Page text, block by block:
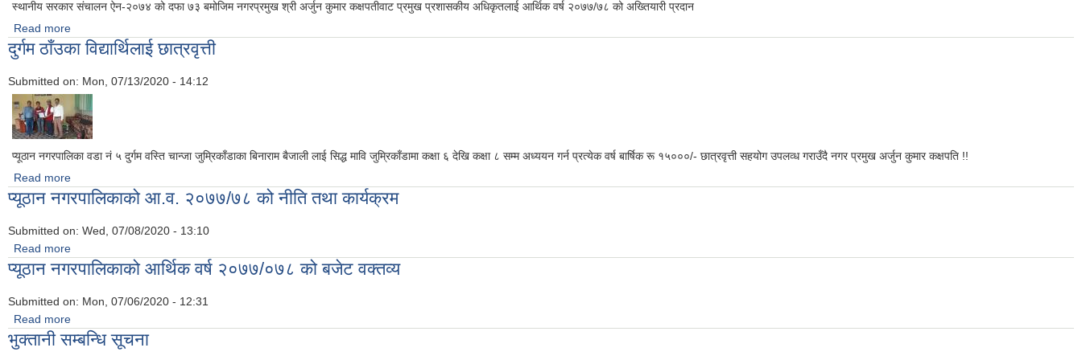
स्थानीय सरकार संचालन ऐन-२०७४ को दफा ७३ बमोजिम नगरप्रमुख श्री अर्जुन कुमार कक्षपतीवाट प्रमुख प्रशासकीय अधिकृतलाई आर्थिक वर्ष २०७७/७८ को अख्तियारी प्रदान
Read more
दुर्गम ठाँउका विद्यार्थिलाई छात्रवृत्ती
Submitted on: Mon, 07/13/2020 - 14:12
प्यूठान नगरपालिका वडा नं ५ दुर्गम वस्ति चान्जा जुम्रिकाँडाका बिनाराम बैजाली लाई सिद्ध मावि जुम्रिकाँडामा कक्षा ६ देखि कक्षा ८ सम्म अध्ययन गर्न प्रत्येक वर्ष बार्षिक रू १५०००/- छात्रवृत्ती सहयोग उपलव्ध गराउँदै नगर प्रमुख अर्जुन कुमार कक्षपति !!
Read more
प्यूठान नगरपालिकाको आ.व. २०७७/७८ को नीति तथा कार्यक्रम
Submitted on: Wed, 07/08/2020 - 13:10
Read more
प्यूठान नगरपालिकाको आर्थिक वर्ष २०७७/०७८ को बजेट वक्तव्य
Submitted on: Mon, 07/06/2020 - 12:31
Read more
भुक्तानी सम्बन्धि सूचना